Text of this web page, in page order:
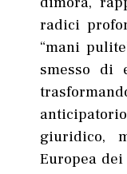
radici
“mani
smesso di
giuridico,
Europea